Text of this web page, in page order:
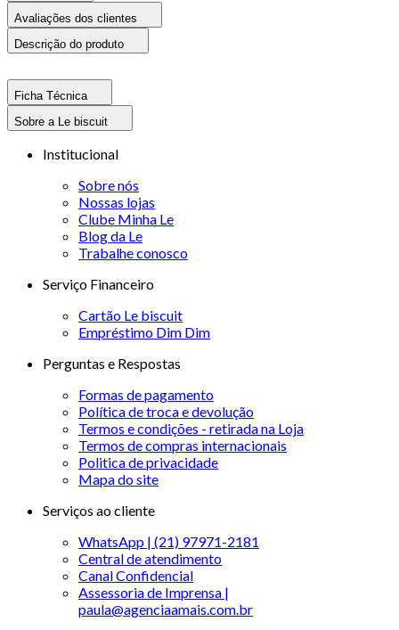
Avaliações dos clientes
Descrição do produto
Ficha Técnica
Sobre a Le biscuit
Institucional
Sobre nós
Nossas lojas
Clube Minha Le
Blog da Le
Trabalhe conosco
Serviço Financeiro
Cartão Le biscuit
Empréstimo Dim Dim
Perguntas e Respostas
Formas de pagamento
Política de troca e devolução
Termos e condições - retirada na Loja
Termos de compras internacionais
Politica de privacidade
Mapa do site
Serviços ao cliente
WhatsApp | (21) 97971-2181
Central de atendimento
Canal Confidencial
Assessoria de Imprensa |
paula@agenciaamais.com.br